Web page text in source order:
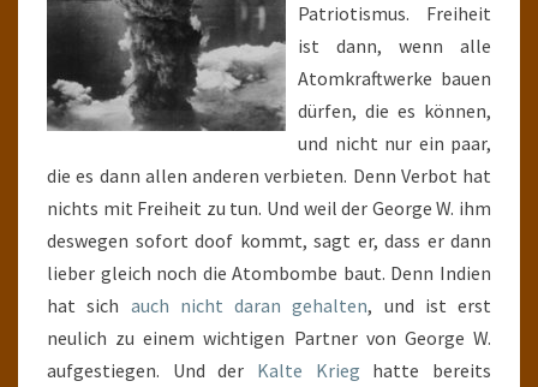
Patriotismus. Freiheit
ist dann, wenn alle
Atomkraftwerke bauen
dürfen, die es können,
und nicht nur ein paar,
die es dann allen anderen verbieten. Denn Verbot hat
nichts mit Freiheit zu tun. Und weil der George W. ihm
deswegen sofort doof kommt, sagt er, dass er dann
lieber gleich noch die Atombombe baut. Denn Indien
hat sich auch nicht daran gehalten, und ist erst
neulich zu einem wichtigen Partner von George W.
aufgestiegen. Und der Kalte Krieg hatte bereits